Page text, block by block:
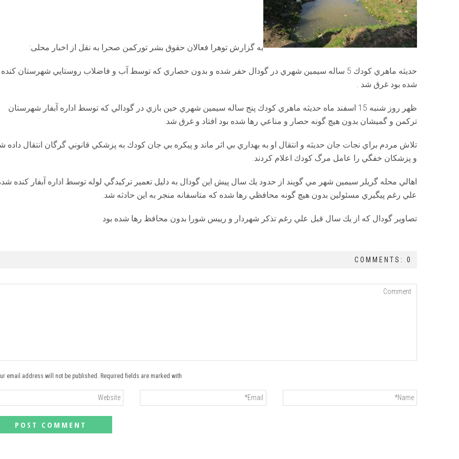
به گزارش توهرا فعالان حقوق بشر تورکمن صحرا به نقل از اخبار محلی:
حديثه ماهري كودك 5 ساله سيمين شهري در گودال حفر شده و بدون حصاري كه توسط آب و فاضلاب روستايي شهرستان كنده
شده بود غرق شد .
ظهر روز شنبه 15 اسفند ماه حديثه ماهري كودك پنج ساله سيمين شهري حين بازي در گودالي كه توسط اداره آبفار شهرستان
تركمن و گميشان بدون هيچ گونه حصار و مناعي رها شده بود افتاد و غرق شد.
تلاش مردم براي نجات جان حديثه و انتقال او به بهداري بي اثر ماند و پيكره بي جان كودك به پزشكي قانوني گرگان انتقال داده
و پزشكان خفگي را عامل مرگ كودك اعلام كردند.
اهالي محله گريلر سيمين شهر مي گويند از حدود يك سال پيش اين گودال به دليل تعمير تركيدگي لوله توسط اداره آبفار كنده
علي رغم پيگيري مسئولين بدون هيچ گونه محافظي رها شده كه متاسفانه منجر به اين حادثه شد.
تصاوير گودال كه از يك سال قبل علي رغم تذكر شهردار و رييس شورا بدون محافظ رها شده بود
COMMENTS: 0
email address will not be published. Required fields are marked with *